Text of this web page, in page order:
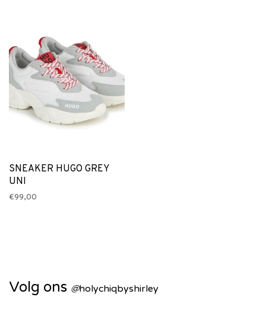
SNEAKER HUGO GREY
UNI
€99,00
Volg ons @holychiqbyshirley